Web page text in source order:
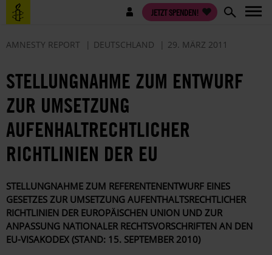
Direkt
zum
Benutzermenü JETZT SPENDEN!
AMNESTY REPORT DEUTSCHLAND 29. MÄRZ 2011
STELLUNGNAHME ZUM ENTWURF
ZUR UMSETZUNG
AUFENHALTRECHTLICHER
RICHTLINIEN DER EU
STELLUNGNAHME ZUM REFERENTENENTWURF EINES
GESETZES ZUR UMSETZUNG AUFENTHALTSRECHTLICHER
RICHTLINIEN DER EUROPÄISCHEN UNION UND ZUR
ANPASSUNG NATIONALER RECHTSVORSCHRIFTEN AN DEN
EU-VISAKODEX (STAND: 15. SEPTEMBER 2010)